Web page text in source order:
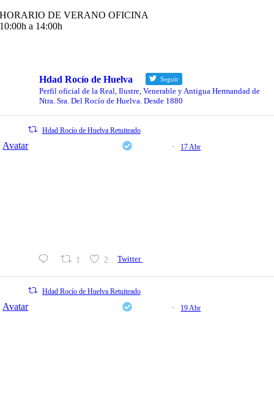
HORARIO DE VERANO OFICINA
10:00h a 14:00h
Hdad Rocío de Huelva Seguir
Perfil oficial de la Real, Ilustre, Venerable y Antigua Hermandad de
Ntra. Sra. Del Rocío de Huelva. Desde 1880
Hdad Rocío de Huelva Retuiteado
Avatar · 17 Abr
1 2 Twitter
Hdad Rocío de Huelva Retuiteado
Avatar · 19 Abr